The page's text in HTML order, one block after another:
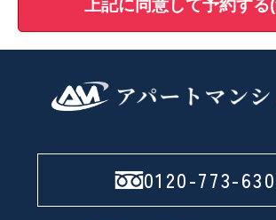
上記に同意して予約する
0120-773-630